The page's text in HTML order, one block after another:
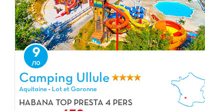
Camping Ullule, Camping Aquitaine
9
Camping Ullule
Aquitaine - Lot et Garonne
HABANA TOP PRESTA 4 PERS